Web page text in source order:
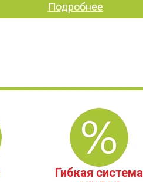
Подробнее
Гибкая система